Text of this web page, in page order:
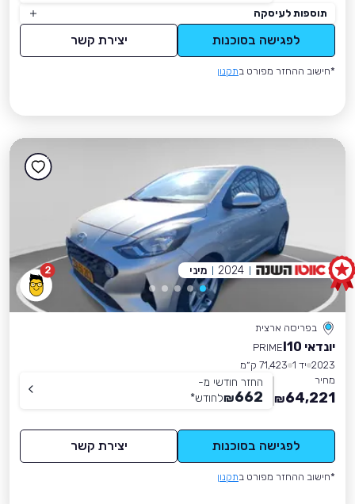
תוספות לעיסקה
לפגישה בסוכנות יצירת קשר
*חישוב ההחזר מפורט בתקנון
2
בפריסה ארצית
יונדאי I10
PRIME
2023 יד 1
71,423 ק״מ
מחיר
64,221
₪
החזר חודשי מ-
662
₪לחודש*
לפגישה בסוכנות יצירת קשר
*חישוב ההחזר מפורט בתקנון
2024 מיני